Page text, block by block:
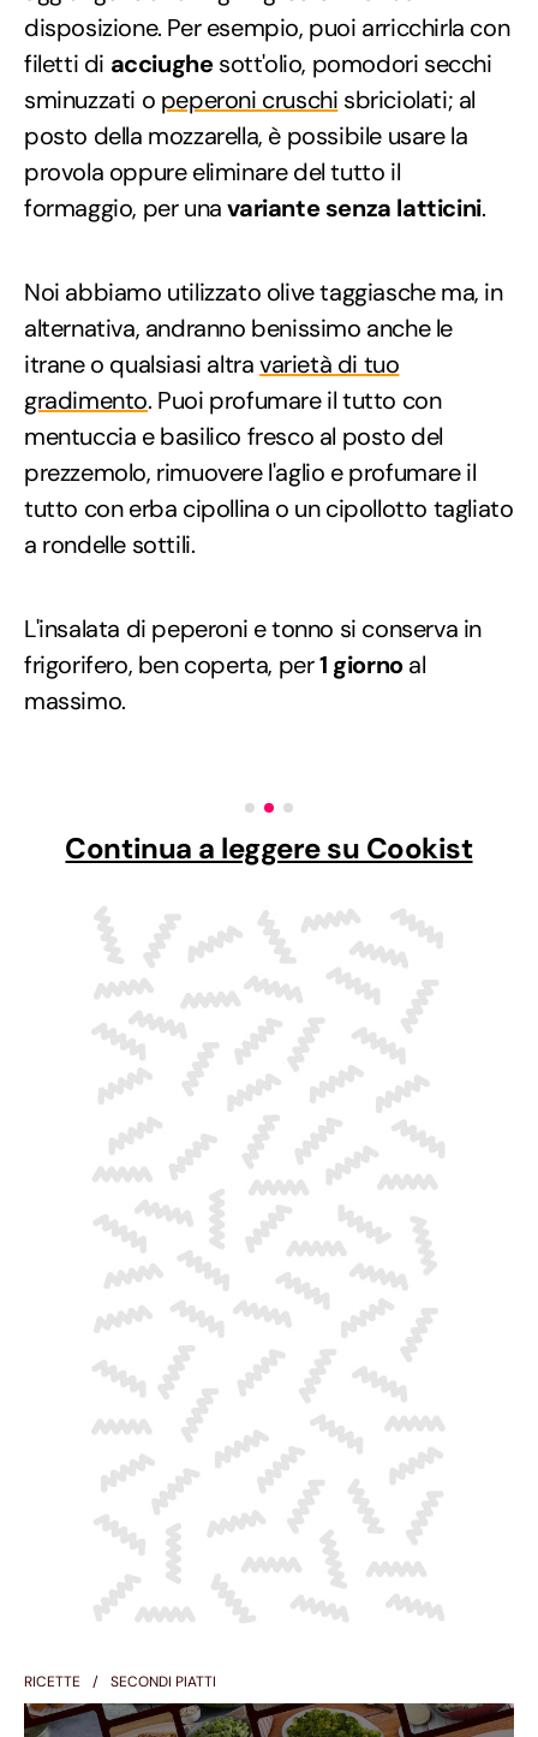
disposizione. Per esempio, puoi arricchirla con
filetti di acciughesott'olio, pomodori secchi
sminuzzati o peperoni cruschi sbriciolati; al
posto della mozzarella, è possibile usare la
provola oppure eliminare del tutto il
formaggio, per unavariante senza latticini.
Noi abbiamo utilizzato olive taggiasche ma, in
alternativa, andranno benissimo anche le
itrane o qualsiasi altravarietà di tuo
gradimento. Puoi profumare il tutto con
mentuccia e basilico fresco al posto del
prezzemolo, rimuovere l'aglio e profumare il
tutto con erba cipollina o un cipollotto tagliato
a rondelle sottili.
L'insalata di peperoni e tonno si conserva in
frigorifero, ben coperta, per1 giornoal
massimo.
Continua a leggere su Cookist
RICETTE SECONDI PIATTI